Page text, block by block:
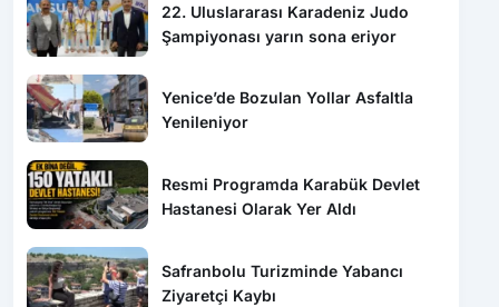
22. Uluslararası Karadeniz Judo
Şampiyonası yarın sona eriyor
Yenice’de Bozulan Yollar Asfaltla
Yenileniyor
Resmi Programda Karabük Devlet
Hastanesi Olarak Yer Aldı
Safranbolu Turizminde Yabancı
Ziyaretçi Kaybı